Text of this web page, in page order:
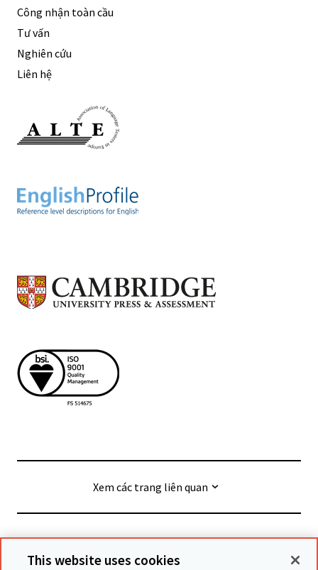
Công nhận toàn cầu
Tư vấn
Nghiên cứu
Liên hệ
Xem các trang liên quan
© Cambridge University Press & Assessment
This website uses cookies